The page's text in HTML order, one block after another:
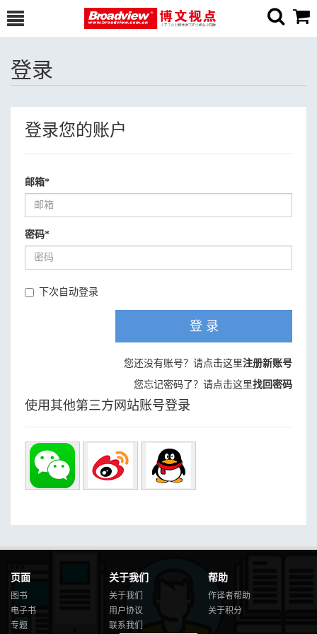
登录
登录您的账户
邮箱*
密码*
下次自动登录
登 录
您还没有账号？请点击这里注册新账号
您忘记密码了？请点击这里找回密码
使用其他第三方网站账号登录
页面
图书
电子书
专题
关于我们
关于我们
用户协议
联系我们
帮助
作译者帮助
关于积分